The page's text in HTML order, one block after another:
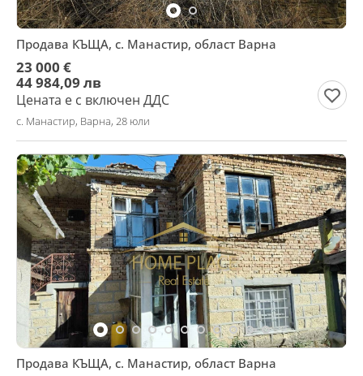
Продава КЪЩА, с. Манастир, област Варна
23 000 €
44 984,09 лв
Цената е с включен ДДС
с. Манастир, Варна, 28 юли
Продава КЪЩА, с. Манастир, област Варна